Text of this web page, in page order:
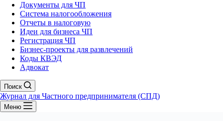
Документы для ЧП
Система налогообложения
Отчеты в налоговую
Идеи для бизнеса ЧП
Регистрация ЧП
Бизнес-проекты для развлечений
Коды КВЭД
Адвокат
Поиск
Журнал для Частного предпринимателя (СПД)
Меню